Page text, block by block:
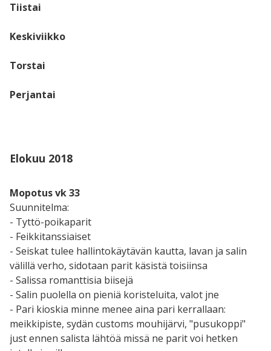
Tiistai
Keskiviikko
Torstai
Perjantai
Elokuu 2018
Mopotus vk 33
Suunnitelma:
- Tyttö-poikaparit
- Feikkitanssiaiset
- Seiskat tulee hallintokäytävän kautta, lavan ja salin
välillä verho, sidotaan parit käsistä toisiinsa
- Salissa romanttisia biisejä
- Salin puolella on pieniä koristeluita, valot jne
- Pari kioskia minne menee aina pari kerrallaan:
meikkipiste, sydän customs mouhijärvi, "pusukoppi"
just ennen salista lähtöä missä ne parit voi hetken